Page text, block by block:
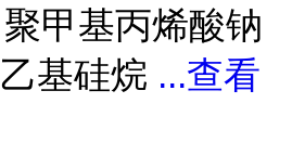
甲基丙烯酸钠
基硅烷 ...查看